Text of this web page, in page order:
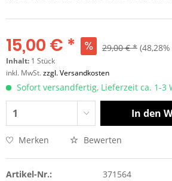
15,00 € * 29,00 € *
Inhalt: 1 Stück
inkl. MwSt.zzgl. Versandkosten
Sofort versandfertig, Lieferzeit ca. 1-3
In den
Merken Bewerten
Artikel-Nr.: 371564